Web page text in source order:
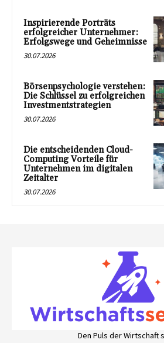
Inspirierende Porträts
erfolgreicher Unternehmer:
Erfolgswege und Geheimnisse
30.07.2026
Börsenpsychologie verstehen:
Die Schlüssel zu erfolgreichen
Investmentstrategien
30.07.2026
Die entscheidenden Cloud-
Computing Vorteile für
Unternehmen im digitalen
Zeitalter
30.07.2026
Den Puls der Wirtschaft